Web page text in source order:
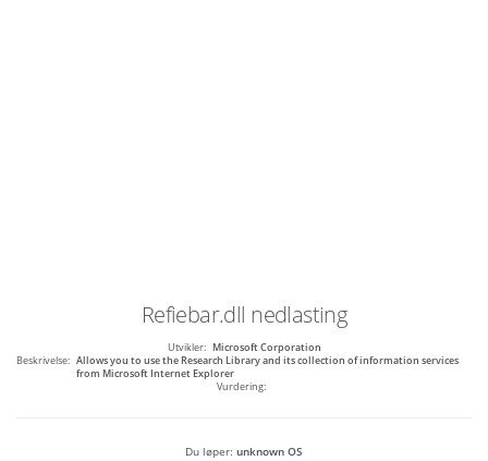
Refiebar.dll nedlasting
Utvikler: Microsoft Corporation
Beskrivelse: Allows you to use the Research Library and its collection of information services
from Microsoft Internet Explorer
Vurdering:
Du løper: unknown OS